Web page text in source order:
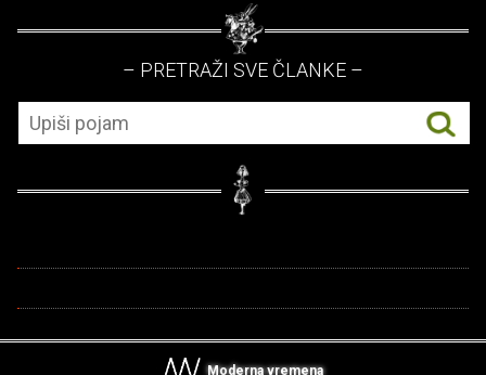
– PRETRAŽI SVE ČLANKE –
Moderna vremena